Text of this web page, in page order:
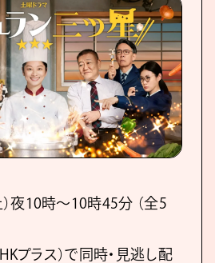
夜10時～10時45分 （全5
プラス）で同時・見逃し配